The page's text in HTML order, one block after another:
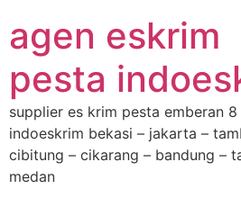
agen eskrim
pesta
supplier es krim pesta emberan
indoeskrim bekasi – jakarta –
cibitung – cikarang – bandung –
medan